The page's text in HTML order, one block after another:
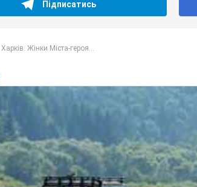
Підписатись
Харків. Жінки Міста-героя...